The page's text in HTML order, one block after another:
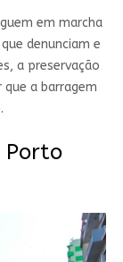
em marcha
denunciam e
a preservação
a barragem
Porto